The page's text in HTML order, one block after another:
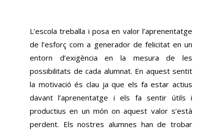
L’escola treballa i posa en valor l’aprenentatge
de l’esforç com a generador de felicitat en un
entorn d’exigència en la mesura de les
possibilitats de cada alumnat. En aquest sentit
la motivació és clau ja que els fa estar actius
davant l’aprenentatge i els fa sentir útils i
productius en un món on aquest valor s’està
perdent. Els nostres alumnes han de trobar